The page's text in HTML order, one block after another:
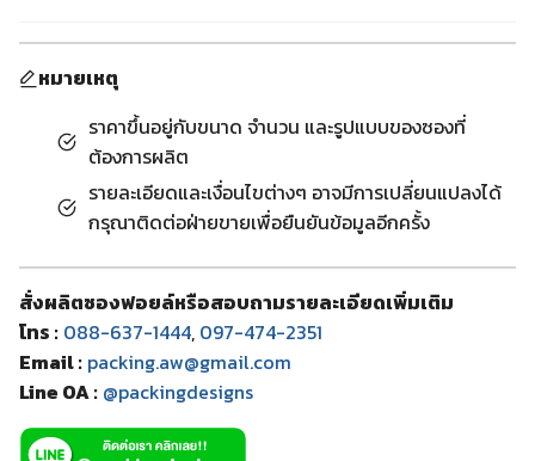
หมายเหตุ
ราคาขึ้นอยู่กับขนาด จำนวน และรูปแบบของซองที่
ต้องการผลิต
รายละเอียดและเงื่อนไขต่างๆ อาจมีการเปลี่ยนแปลงได้
กรุณาติดต่อฝ่ายขายเพื่อยืนยันข้อมูลอีกครั้ง
สั่งผลิตซองฟอยล์หรือสอบถามรายละเอียดเพิ่มเติม
โทร : 088-637-1444, 097-474-2351
Email : packing.aw@gmail.com
Line OA : @packingdesigns